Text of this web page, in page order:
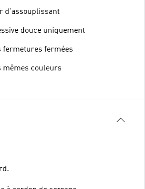
d'assouplissant
douce uniquement
fermetures fermées
mêmes couleurs